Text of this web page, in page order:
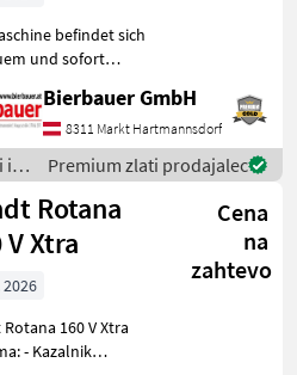
befindet sich
und sofort
nach
Vereinbarung
vor Ort besichtigt
werden. Neumaschine sofo
Bierbauer GmbH
8311 Markt Hartmannsdorf
in
Premium zlati prodajalec
Rotana
V Xtra
Cena
na
zahtevo
2026
160 V Xtra